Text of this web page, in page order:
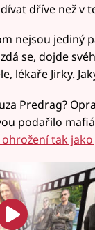
dříve než v
nejsou jediný
se, dojde
lékaře Jirky.
Predrag?
podařilo
ohrožení tak